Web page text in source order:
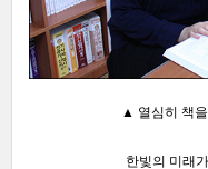
▲ 열심히 책
한빛의 미래